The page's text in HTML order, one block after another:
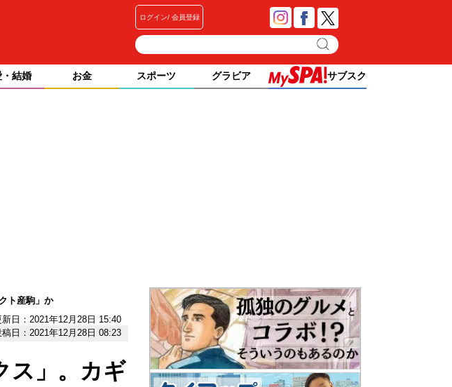
ログイン 会員登録
・結婚 お金 スポーツ グラビア サブスク
ト産駒」か
新日：2021年12月28日 15:40
稿日：2021年12月28日 08:23
ス」。カギ